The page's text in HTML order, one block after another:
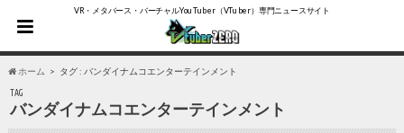
VR・メタバース・バーチャルYouTuber（VTuber）専門ニュースサイト
ホーム タグ : バンダイナムコエンターテインメント
TAG
バンダイナムコエンターテインメント